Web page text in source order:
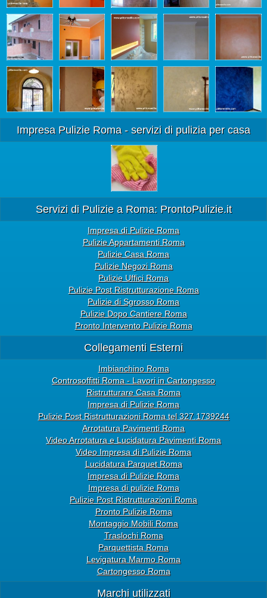
Impresa Pulizie Roma - servizi di pulizia per casa
Servizi di Pulizie a Roma: ProntoPulizie.it
Impresa di Pulizie Roma
Pulizie Appartamenti Roma
Pulizie Casa Roma
Pulizie Negozi Roma
Pulizie Uffici Roma
Pulizie Post Ristrutturazione Roma
Pulizie di Sgrosso Roma
Pulizie Dopo Cantiere Roma
Pronto Intervento Pulizie Roma
Collegamenti Esterni
Imbianchino Roma
Controsoffitti Roma - Lavori in Cartongesso
Ristrutturare Casa Roma
Impresa di Pulizie Roma
Pulizie Post Ristrutturazioni Roma tel 327.1739244
Arrotatura Pavimenti Roma
Video Arrotatura e Lucidatura Pavimenti Roma
Video Impresa di Pulizie Roma
Lucidatura Parquet Roma
Impresa di Pulizie Roma
Impresa di pulizie Roma
Pulizie Post Ristrutturazioni Roma
Pronto Pulizie Roma
Montaggio Mobili Roma
Traslochi Roma
Parquettista Roma
Levigatura Marmo Roma
Cartongesso Roma
Marchi utilizzati